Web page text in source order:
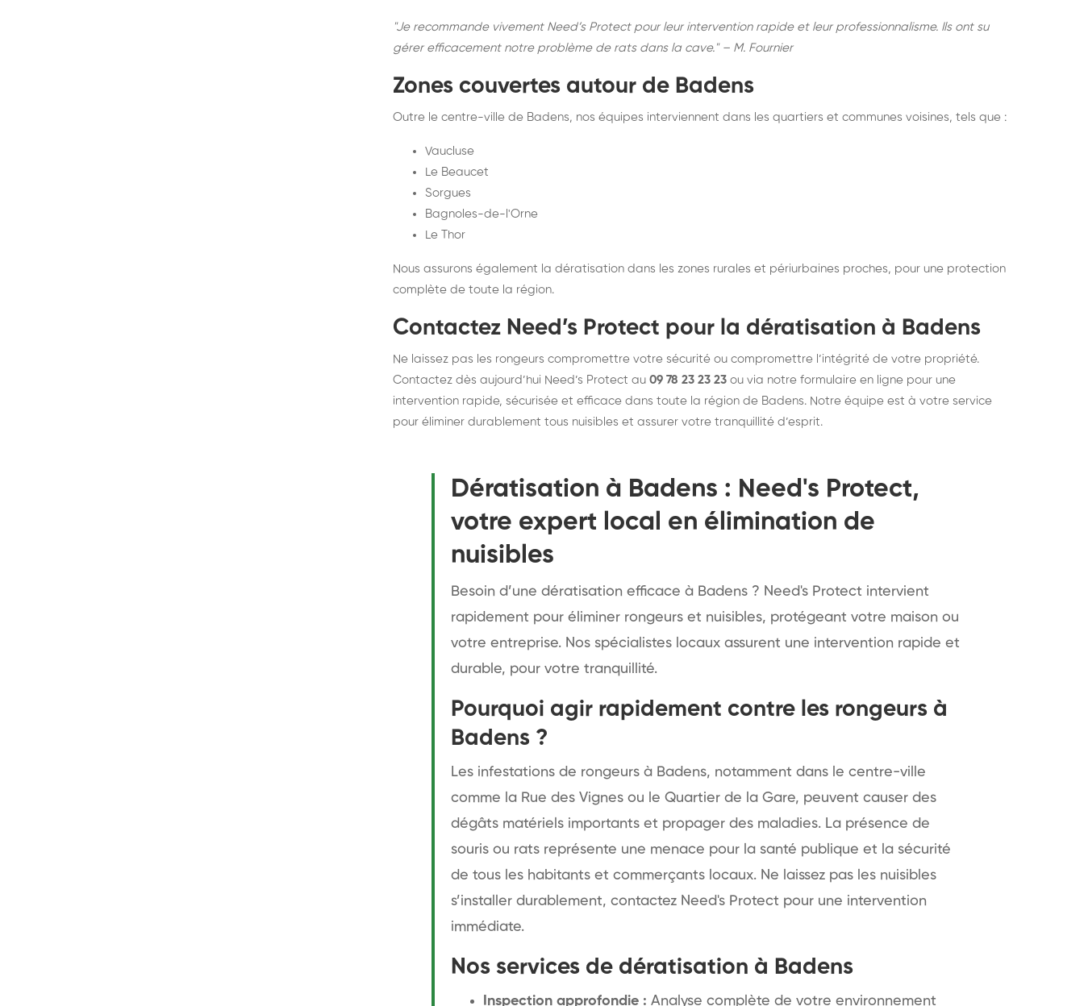
"Je recommande vivement Need’s Protect pour leur intervention rapide et leur professionnalisme. Ils ont su
gérer efficacement notre problème de rats dans la cave." – M. Fournier
Zones couvertes autour de Badens
Outre le centre-ville de Badens, nos équipes interviennent dans les quartiers et communes voisines, tels que :
Vaucluse
Le Beaucet
Sorgues
Bagnoles-de-l'Orne
Le Thor
Nous assurons également la dératisation dans les zones rurales et périurbaines proches, pour une protection
complète de toute la région.
Contactez Need’s Protect pour la dératisation à Badens
Ne laissez pas les rongeurs compromettre votre sécurité ou compromettre l’intégrité de votre propriété.
Contactez dès aujourd’hui Need’s Protect au 09 78 23 23 23 ou via notre formulaire en ligne pour une
intervention rapide, sécurisée et efficace dans toute la région de Badens. Notre équipe est à votre service
pour éliminer durablement tous nuisibles et assurer votre tranquillité d’esprit.
Dératisation à Badens : Need's Protect,
votre expert local en élimination de
nuisibles
Besoin d’une dératisation efficace à Badens ? Need's Protect intervient
rapidement pour éliminer rongeurs et nuisibles, protégeant votre maison ou
votre entreprise. Nos spécialistes locaux assurent une intervention rapide et
durable, pour votre tranquillité.
Pourquoi agir rapidement contre les rongeurs à
Badens ?
Les infestations de rongeurs à Badens, notamment dans le centre-ville
comme la Rue des Vignes ou le Quartier de la Gare, peuvent causer des
dégâts matériels importants et propager des maladies. La présence de
souris ou rats représente une menace pour la santé publique et la sécurité
de tous les habitants et commerçants locaux. Ne laissez pas les nuisibles
s’installer durablement, contactez Need's Protect pour une intervention
immédiate.
Nos services de dératisation à Badens
Inspection approfondie : Analyse complète de votre environnement